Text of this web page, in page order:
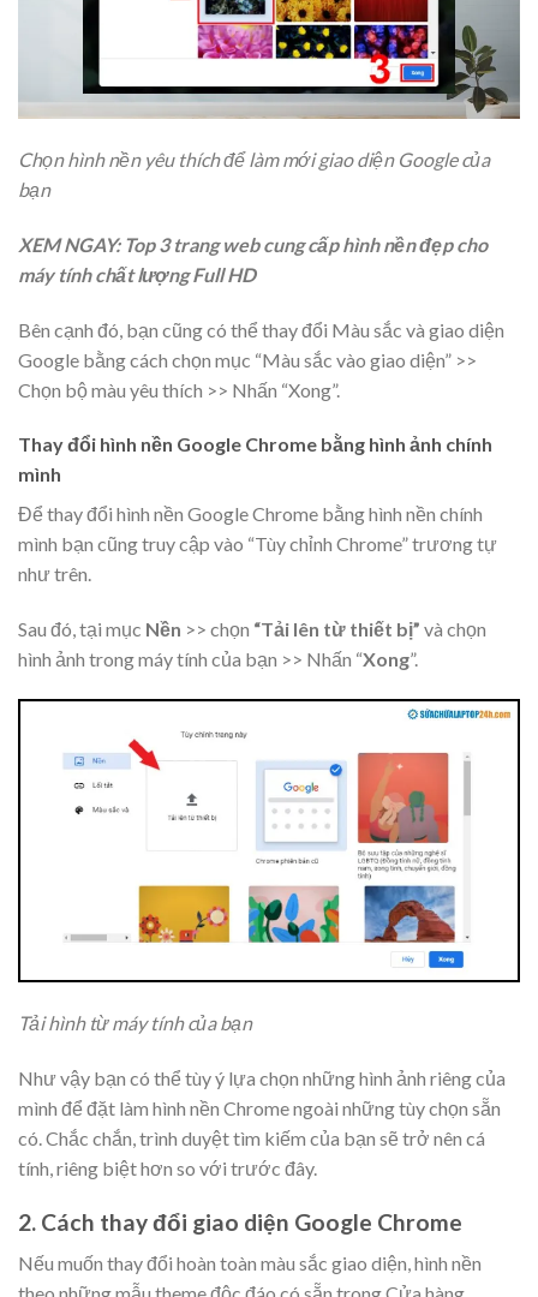
Chọn hình nền yêu thích để làm mới giao diện Google của
bạn
XEM NGAY: Top 3 trang web cung cấp hình nền đẹp cho
máy tính chất lượng Full HD
Bên cạnh đó, bạn cũng có thể thay đổi Màu sắc và giao diện
Google bằng cách chọn mục “Màu sắc vào giao diện” >>
Chọn bộ màu yêu thích >> Nhấn “Xong”.
Thay đổi hình nền Google Chrome bằng hình ảnh chính
mình
Để thay đổi hình nền Google Chrome bằng hình nền chính
mình bạn cũng truy cập vào “Tùy chỉnh Chrome” trương tự
như trên.
Sau đó, tại mục Nền >> chọn “Tải lên từ thiết bị” và chọn
hình ảnh trong máy tính của bạn >> Nhấn “Xong”.
Tải hình từ máy tính của bạn
Như vậy bạn có thể tùy ý lựa chọn những hình ảnh riêng của
mình để đặt làm hình nền Chrome ngoài những tùy chọn sẵn
có. Chắc chắn, trình duyệt tìm kiếm của bạn sẽ trở nên cá
tính, riêng biệt hơn so với trước đây.
2. Cách thay đổi giao diện Google Chrome
Nếu muốn thay đổi hoàn toàn màu sắc giao diện, hình nền